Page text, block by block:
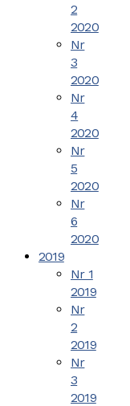
2
2020
Nr
3
2020
Nr
4
2020
Nr
5
2020
Nr
6
2020
2019
Nr 1
2019
Nr
2
2019
Nr
3
2019